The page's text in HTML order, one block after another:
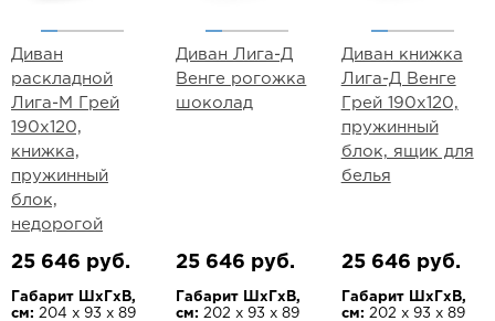
Диван
раскладной
Лига-М Грей
190х120,
книжка,
пружинный
блок,
недорогой
25 646 руб.
Габарит ШхГхВ,
см: 204 х 93 х 89
Диван Лига-Д
Венге рогожка
шоколад
25 646 руб.
Габарит ШхГхВ,
см: 202 х 93 х 89
Диван книжка
Лига-Д Венге
Грей 190х120,
пружинный
блок, ящик для
белья
25 646 руб.
Габарит ШхГхВ,
см: 202 х 93 х 89